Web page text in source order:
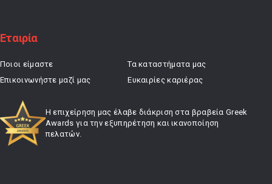
Εταιρία
Ποιοι είμαστε
Επικοινωνήστε μαζί μας
Τα καταστήματα μας
Ευκαιρίες καριέρας
Η επιχείρηση μας έλαβε διάκριση στα βραβεία Greek
Awards για την εξυπηρέτηση και ικανοποίηση
πελατών.